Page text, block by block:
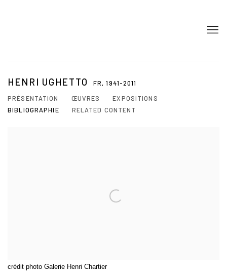
HENRI UGHETTO FR,1941-2011
PRÉSENTATION
ŒUVRES
EXPOSITIONS
BIBLIOGRAPHIE
RELATED CONTENT
crédit photo Galerie Henri Chartier